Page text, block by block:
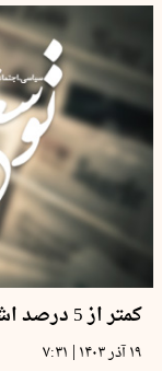
کمتر از 5 درصد اشتغال در دست اتباع خارجی است
۱۹ آذر ۱۴۰۳ | ۷:۳۱